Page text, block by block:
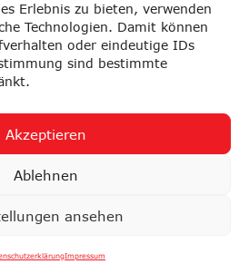
Erlebnis zu bieten, verwenden
Technologien. Damit können
oder eindeutige IDs
sind bestimmte
Akzeptieren
Ablehnen
ansehen
Impressum
Privatsphäre-Einstellungen
© 2026 KIMW
nach oben ↑